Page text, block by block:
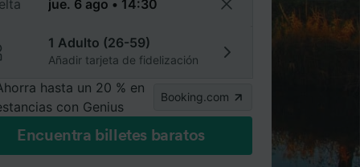
1 Adulto (26-59)
Añadir tarjeta de fidelización
hasta un 20 % en
con Genius
Booking.com
Encuentra billetes baratos